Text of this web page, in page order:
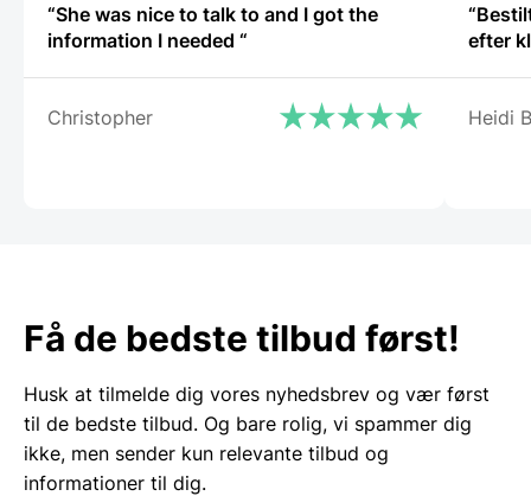
“She was nice to talk to and I got the
information I needed “
Christopher
efter
Heidi
Få de bedste tilbud først!
Husk at tilmelde dig vores nyhedsbrev og vær først
til de bedste tilbud. Og bare rolig, vi spammer dig
ikke, men sender kun relevante tilbud og
informationer til dig.